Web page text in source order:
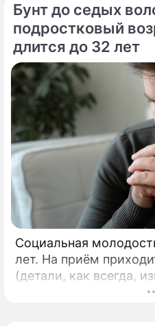
Бунт до седых
подростковый
длится до 32 лет
Социальная
лет. На приём
(детали, как всегда,